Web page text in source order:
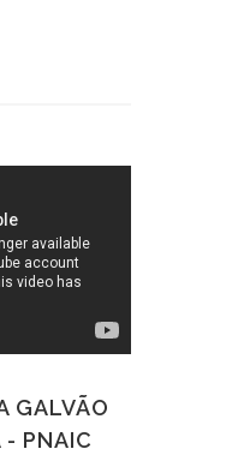
GALVÃO
- PNAIC